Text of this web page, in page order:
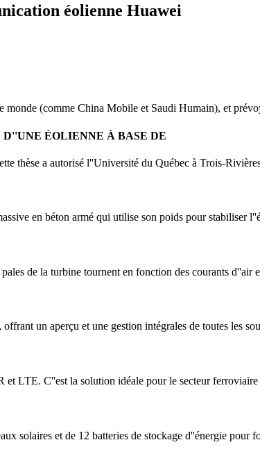
éolienne Huawei
(comme China Mobile et Saudi Humain), et
ÉOLIENNE À BASE DE
thèse a autorisé l''Université du Québec à Trois-
en béton armé qui utilise son poids pour stabiliser
de la turbine tournent en fonction des courants d''air
un aperçu et une gestion intégrales de toutes les
et LTE. C''est la solution idéale pour le secteur
solaires et de 12 batteries de stockage d''énergie pour